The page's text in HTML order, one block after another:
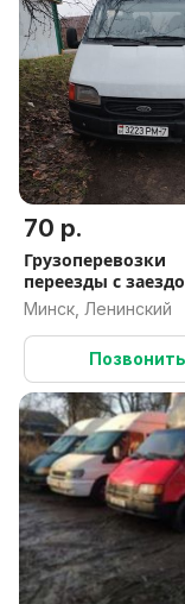
70 р.
Грузоперевозки
переезды с
паркинги и
гаражи Минск
Минск, Ленинский
Позвонить